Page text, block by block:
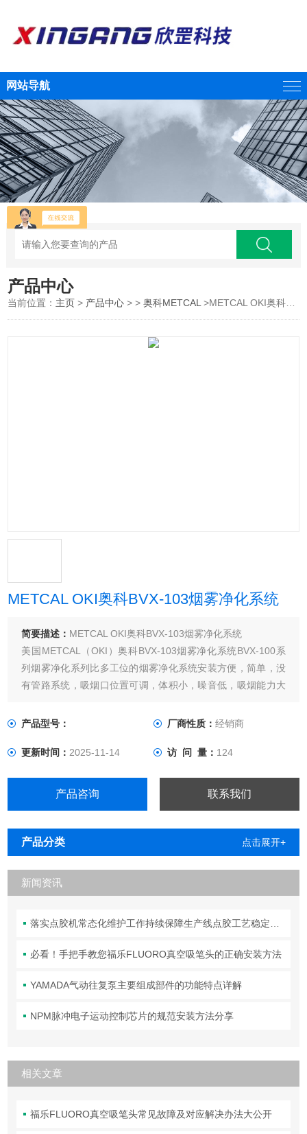
网站导航
产品中心
当前位置： 主页 > 产品中心 > >奥科METCAL>METCAL OKI奥科BVX-103烟雾净化系统
METCAL OKI奥科BVX-103烟雾净化系统
简要描述： METCAL OKI奥科BVX-103烟雾净化系统
美国METCAL（OKI）奥科BVX-103烟雾净化系统BVX-100系
列烟雾净化系列比多工位的烟雾净化系统安装方便，简单，没
有管路系统，吸烟口位置可调，体积小，噪音低，吸烟能力大
的HEPA过滤材料，几乎可以消除空气中的所有危害人身体健
产品型号： 厂商性质： 经销商
更新时间：2025-11-14 访 问 量： 124
产品咨询 联系我们
产品分类 点击展开+
新闻资讯
落实点胶机常态化维护工作持续保障生产线点胶工艺稳定合规
必看！手把手教您福乐FLUORO真空吸笔头的正确安装方法
YAMADA气动往复泵主要组成部件的功能特点详解
NPM脉冲电子运动控制芯片的规范安装方法分享
相关文章
福乐FLUORO真空吸笔头常见故障及对应解决办法大公开